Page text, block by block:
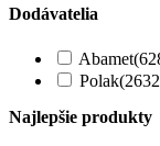
Dodávatelia
Abamet
Polak
Najlepšie produkty